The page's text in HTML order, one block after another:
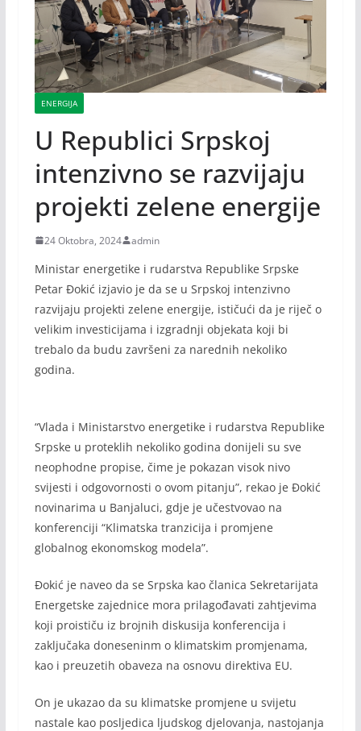
ENERGIJA
U Republici Srpskoj
intenzivno se razvijaju
projekti zelene energije
24 Oktobra, 2024 admin
Ministar energetike i rudarstva Republike Srpske
Petar Đokić izjavio je da se u Srpskoj intenzivno
razvijaju projekti zelene energije, ističući da je riječ o
velikim investicijama i izgradnji objekata koji bi
trebalo da budu završeni za narednih nekoliko
godina.
“Vlada i Ministarstvo energetike i rudarstva Republike
Srpske u proteklih nekoliko godina donijeli su sve
neophodne propise, čime je pokazan visok nivo
svijesti i odgovornosti o ovom pitanju”, rekao je Đokić
novinarima u Banjaluci, gdje je učestvovao na
konferenciji “Klimatska tranzicija i promjene
globalnog ekonomskog modela”.
Đokić je naveo da se Srpska kao članica Sekretarijata
Energetske zajednice mora prilagođavati zahtjevima
koji proističu iz brojnih diskusija konferencija i
zaključaka doneseninm o klimatskim promjenama,
kao i preuzetih obaveza na osnovu direktiva EU.
On je ukazao da su klimatske promjene u svijetu
nastale kao posljedica ljudskog djelovanja, nastojanja